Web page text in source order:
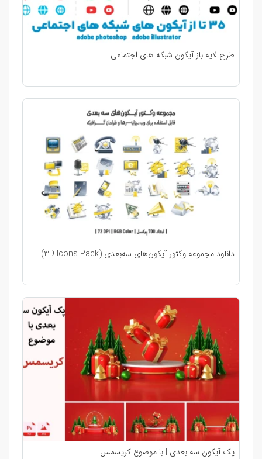
طرح لایه باز آیکون شبکه های اجتماعی
دانلود مجموعه وکتور آیکون‌های سه‌بعدی (3D Icons Pack)
پک آیکون سه بعدی | با موضوع کریسمس